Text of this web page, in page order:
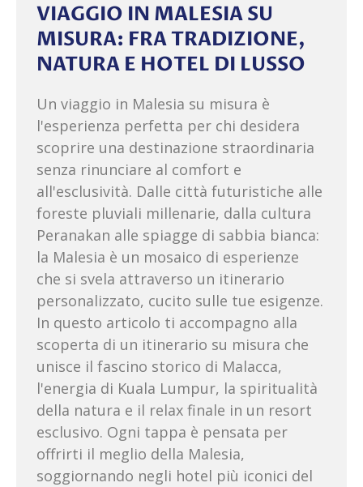
VIAGGIO IN MALESIA SU
MISURA: FRA TRADIZIONE,
NATURA E HOTEL DI LUSSO
Un viaggio in Malesia su misura è
l'esperienza perfetta per chi desidera
scoprire una destinazione straordinaria
senza rinunciare al comfort e
all'esclusività. Dalle città futuristiche alle
foreste pluviali millenarie, dalla cultura
Peranakan alle spiagge di sabbia bianca:
la Malesia è un mosaico di esperienze
che si svela attraverso un itinerario
personalizzato, cucito sulle tue esigenze.
In questo articolo ti accompagno alla
scoperta di un itinerario su misura che
unisce il fascino storico di Malacca,
l'energia di Kuala Lumpur, la spiritualità
della natura e il relax finale in un resort
esclusivo. Ogni tappa è pensata per
offrirti il meglio della Malesia,
soggiornando negli hotel più iconici del